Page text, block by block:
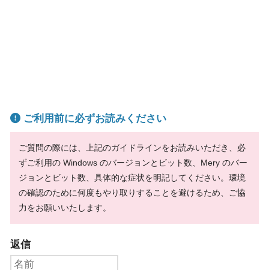
ご利用前に必ずお読みください
ご質問の際には、上記のガイドラインをお読みいただき、必
ずご利用の Windows のバージョンとビット数、Mery のバー
ジョンとビット数、具体的な症状を明記してください。環境
の確認のために何度もやり取りすることを避けるため、ご協
力をお願いいたします。
返信